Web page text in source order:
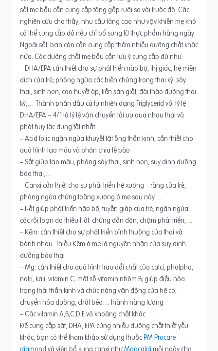
sắt mẹ bầu cần cung cấp tăng gấp rưỡi so với trước đó. Các
nghiên cứu cho thấy, nhu cầu tăng cao như vậy khiến mẹ khó
có thể cung cấp đủ nếu chỉ bổ sung từ thực phẩm hàng ngày.
Ngoài sắt, bạn còn cần cung cấp thêm nhiều dưỡng chất khác
nữa. Các dưỡng chất mẹ bầu cần lưu ý cung cấp đủ như:
– DHA/EPA cần thiết cho sự phát triển não bộ, thị giác, hệ miễn
dịch của trẻ; phòng ngừa các biến chứng trong thai kỳ: sảy
thai, sinh non, cao huyết áp, tiền sản giất, đái tháo đường thai
kỳ,… Thành phần dầu cá tự nhiên dạng Triglycerid với tỷ lệ
DHA/EPA ~ 4/1 là tỷ lệ vận chuyển tối ưu qua nhau thai và
phát huy tác dụng tốt nhất.
– Acid folic ngăn ngừa khuyết tật ống thần kinh, cần thiết cho
quá trình tạo máu và phân chia tế bào
– Sắt giúp tạo máu, phòng sảy thai, sinh non, suy dinh dưỡng
bào thai,…
– Canxi cần thiết cho sự phát triển hệ xương – răng của trẻ,
phòng ngừa chứng loãng xương ở mẹ sau này…
– I-ốt giúp phát triển não bộ, tuyến giáp của trẻ, ngăn ngừa
các rối loạn do thiếu I-ốt: chứng đần độn, chậm phát triển,…
– Kẽm: cần thiết cho sự phát triển bình thường của thai và
bánh nhau. Thiếu Kẽm ở mẹ là nguyên nhân của suy dinh
dưỡng bào thai
– Mg: cần thiết cho quá trình trao đổi chất của calci, photpho,
natri, kali, vitamin C, một số vitamin nhóm B; giúp điều hòa
trạng thái thần kinh và chức năng vận động của hệ cơ;
chuyển hóa đường, chất béo… thành năng lượng
– Các vitamin A,B,C,D,E và khoáng chất khác
Để cung cấp săt, DHA, EPA cùng nhiều dưỡng chất thiết yếu
khác, bạn có thể tham khảo sử dụng thuốcPM Procare